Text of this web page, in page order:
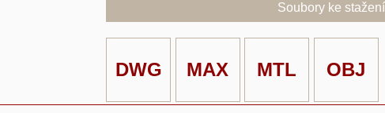
Soubory ke stažení
DWG MAX MTL OBJ